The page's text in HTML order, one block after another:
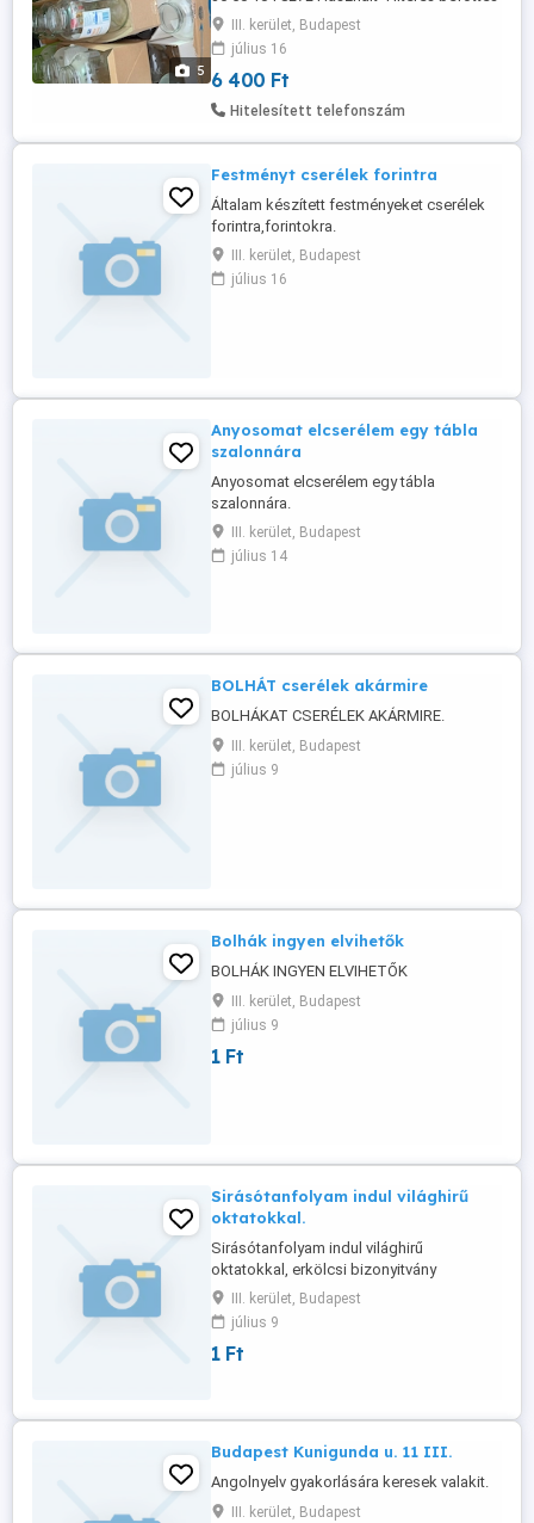
5
üveg (tetővel ) 8 db eladó befőttes üveg,
dunsztos üveg, vagy kovászos uborkás
üveg, kitűnő állapotban.
III. kerület, Budapest
július 16
6 400 Ft
Hitelesített telefonszám
Festményt cserélek forintra
Általam készített festményeket cserélek
forintra,forintokra.
III. kerület, Budapest
július 16
Anyosomat elcserélem egy tábla
szalonnára
Anyosomat elcserélem egy tábla
szalonnára.
III. kerület, Budapest
július 14
BOLHÁT cserélek akármire
BOLHÁKAT CSERÉLEK AKÁRMIRE.
III. kerület, Budapest
július 9
Bolhák ingyen elvihetők
BOLHÁK INGYEN ELVIHETŐK
III. kerület, Budapest
július 9
1 Ft
Sirásótanfolyam indul világhirű
oktatokkal.
Sirásótanfolyam indul világhirű
oktatokkal, erkölcsi bizonyitvány
szükséges, elöny a felsőfokú diploma.
III. kerület, Budapest
július 9
1 Ft
Budapest Kunigunda u. 11 III.
Angolnyelv gyakorlására keresek valakit.
III. kerület, Budapest